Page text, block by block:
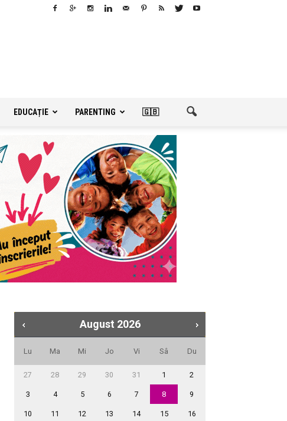
EDUCAȚIE PARENTING 🇬🇧
August 2026
Lu Ma Mi Jo Vi Sâ Du
27 28 29 30 31 1 2
3 4 5 6 7 8 9
10 11 12 13 14 15 16